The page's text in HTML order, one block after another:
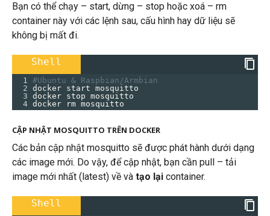
Bạn có thể chạy – start, dừng – stop hoặc xoá – rm
container này với các lệnh sau, cấu hình hay dữ liệu sẽ
không bị mất đi.
Shell
1 #Ubuntu & Raspbian/Armbian
2 docker start mosquitto
3 docker stop mosquitto
4 docker rm mosquitto
CẬP NHẬT MOSQUITTO TRÊN DOCKER
Các bản cập nhật mosquitto sẽ được phát hành dưới dạng
các image mới. Do vậy, để cập nhật, bạn cần pull – tải
image mới nhất (latest) về và tạo lạicontainer.
Shell